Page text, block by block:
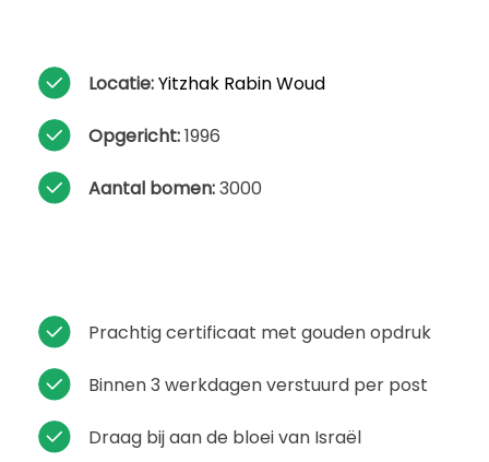
Locatie:Yitzhak Rabin Woud
Opgericht:1996
Aantal bomen:3000
Prachtig certificaat met gouden opdruk
Binnen 3 werkdagen verstuurd per post
Draag bij aan de bloei van Israël